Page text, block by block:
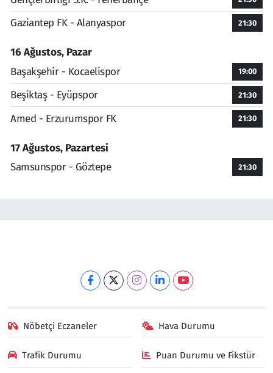
Gaziantep FK - Alanyaspor 21:30
16 Ağustos, Pazar
Başakşehir - Kocaelispor
19:00
Beşiktaş - Eyüpspor 21:30
Amed - Erzurumspor FK 21:30
17 Ağustos, Pazartesi
Samsunspor - Göztepe
21:30
Nöbetçi Eczaneler Hava Durumu
Trafik Durumu Puan Durumu ve Fikstür